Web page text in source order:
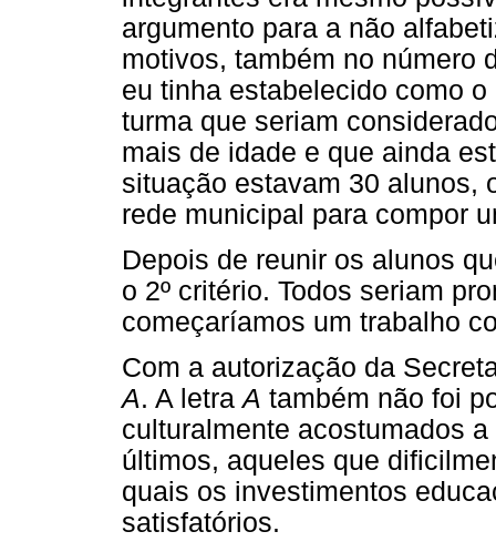
argumento para a não
motivos, também no número
eu tinha estabelecido como
turma que seriam
mais de idade e que ainda
situação estavam 30 alunos,
rede municipal para compor
Depois de reunir os alunos
o 2º critério. Todos seriam
começaríamos um trabalho
Com a autorização da
A. A letraA também não foi
culturalmente acostumados
últimos, aqueles que
quais os investimentos
satisfatórios.